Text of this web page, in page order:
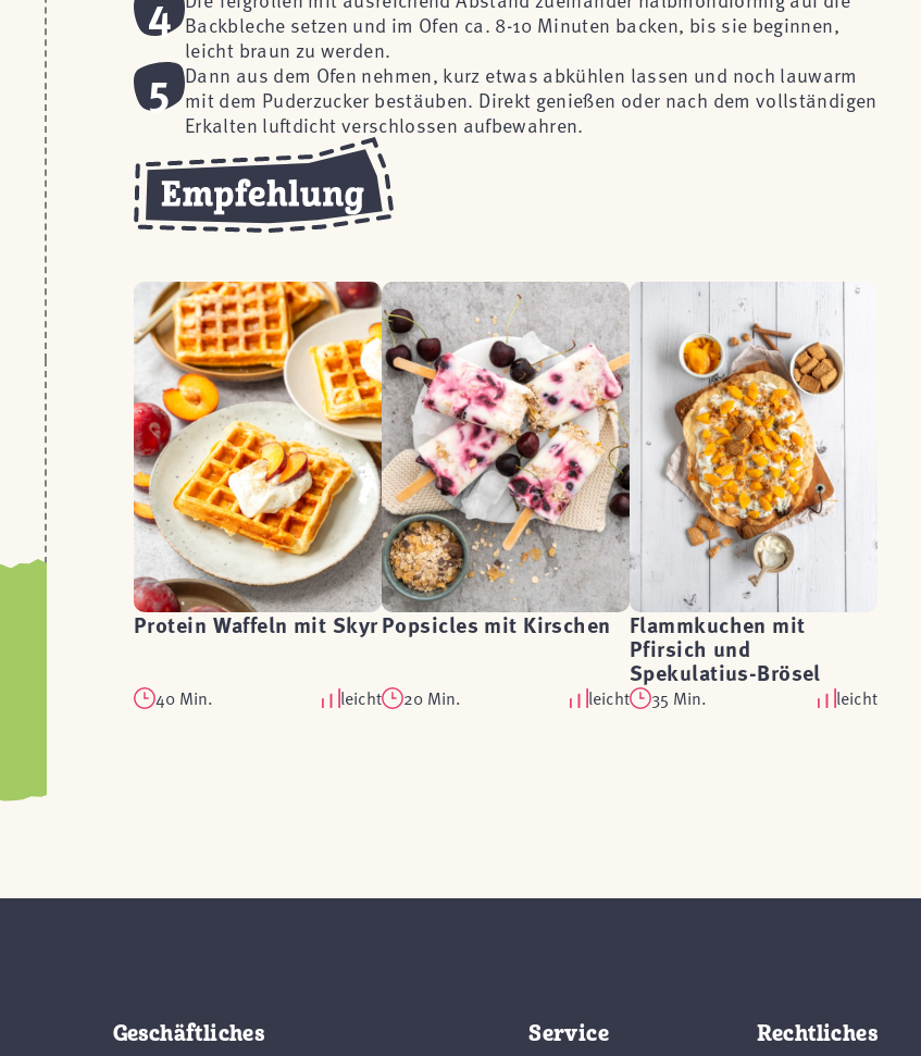
Backbleche setzen und im Ofen ca. 8-10 Minuten backen, bis sie beginnen,
leicht braun zu werden.
5
Dann aus dem Ofen nehmen, kurz etwas abkühlen lassen und noch lauwarm
mit dem Puderzucker bestäuben. Direkt genießen oder nach dem vollständigen
Erkalten luftdicht verschlossen aufbewahren.
Protein Waffeln mit Skyr
40 Min. leicht
Popsicles mit Kirschen
20 Min. leicht
Flammkuchen mit
Pfirsich und
Spekulatius-Brösel
35 Min. leicht
Geschäftliches Service Rechtliches